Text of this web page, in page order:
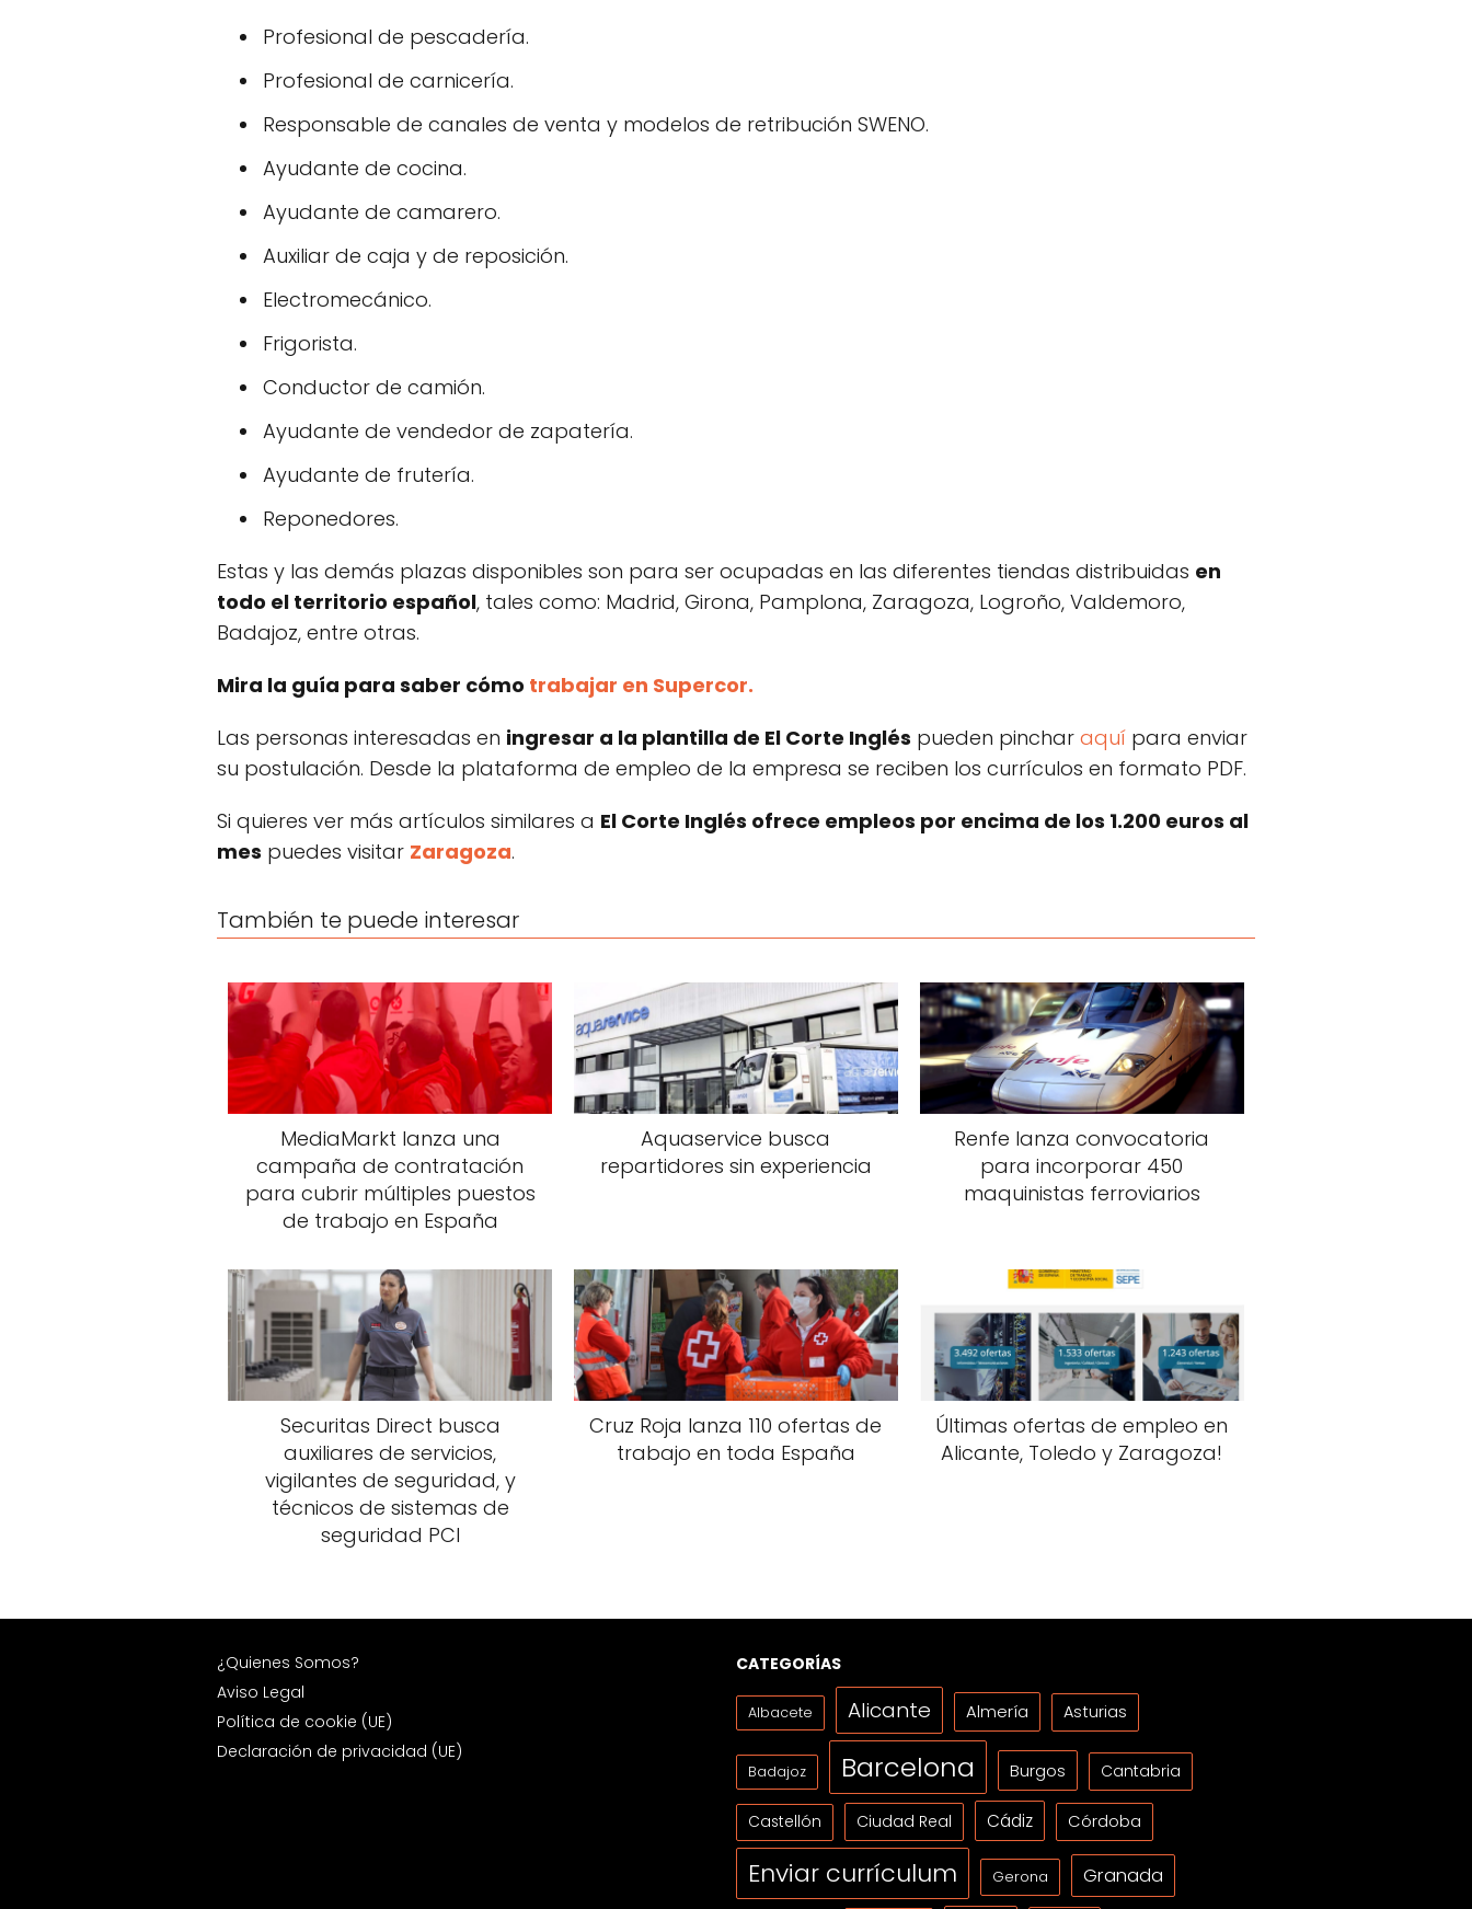
Profesional de pescadería.
Profesional de carnicería.
Responsable de canales de venta y modelos de retribución SWENO.
Ayudante de cocina.
Ayudante de camarero.
Auxiliar de caja y de reposición.
Electromecánico.
Frigorista.
Conductor de camión.
Ayudante de vendedor de zapatería.
Ayudante de frutería.
Reponedores.
Estas y las demás plazas disponibles son para ser ocupadas en las diferentes tiendas distribuidas en
todo el territorio español, tales como: Madrid, Girona, Pamplona, Zaragoza, Logroño, Valdemoro,
Badajoz, entre otras.
Mira la guía para saber cómo trabajar en Supercor.
Las personas interesadas en ingresar a la plantilla de El Corte Inglés pueden pinchar aquí para enviar
su postulación. Desde la plataforma de empleo de la empresa se reciben los currículos en formato PDF.
Si quieres ver más artículos similares a El Corte Inglés ofrece empleos por encima de los 1.200 euros al
mes puedes visitar Zaragoza.
También te puede interesar
MediaMarkt lanza una
campaña de contratación
para cubrir múltiples puestos
de trabajo en España
Aquaservice busca
repartidores sin experiencia
Renfe lanza convocatoria
para incorporar 450
maquinistas ferroviarios
Securitas Direct busca
auxiliares de servicios,
vigilantes de seguridad, y
técnicos de sistemas de
seguridad PCI
Cruz Roja lanza 110 ofertas de
trabajo en toda España
Últimas ofertas de empleo en
Alicante, Toledo y Zaragoza!
¿Quienes Somos?
Aviso Legal
Política de cookie (UE)
Declaración de privacidad (UE)
CATEGORÍAS
Albacete Alicante Almería Asturias
Badajoz Barcelona Burgos Cantabria
Castellón Ciudad Real Cádiz Córdoba
Enviar currículum Gerona Granada